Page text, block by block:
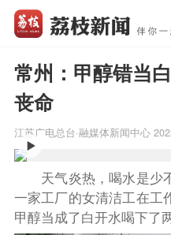
常州：甲醇错当
丧命
江苏广电总台·融媒体新闻中心
天气炎热，喝水是少
一家工厂的女清洁工在工
甲醇当成了白开水喝下了